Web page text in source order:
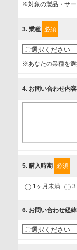
確認し、当社への
上げます。
事業者名
個人情報保護責
1.当社が取り扱
2.当社が開催（
3.お客様の業務
4.お客様満足度調
※対象の製品・サー
3. 業種 必須
※あなたの業種を選
4. お問い合わせ内容
5. 購入時期 必須
1ヶ月未満 3
6. お問い合わせ経緯